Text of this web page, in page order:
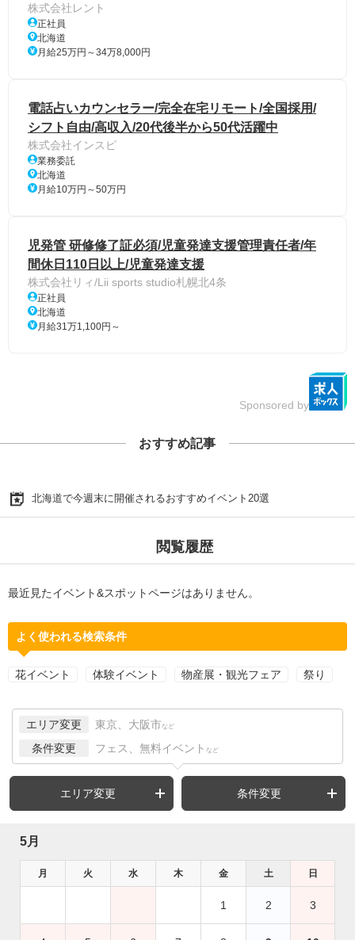
株式会社レント
正社員
北海道
月給25万円～34万8,000円
電話占いカウンセラー/完全在宅リモート/全国採用/
シフト自由/高収入/20代後半から50代活躍中
株式会社インスピ
業務委託
北海道
月給10万円～50万円
児発管 研修修了証必須/児童発達支援管理責任者/年
間休日110日以上/児童発達支援
株式会社リィ/Lii sports studio札幌北4条
正社員
北海道
月給31万1,100円～
Sponsored by
おすすめ記事
北海道で今週末に開催されるおすすめイベント20選
閲覧履歴
最近見たイベント&スポットページはありません。
よく使われる検索条件
花イベント 体験イベント 物産展・観光フェア 祭り
エリア変更 東京、大阪市 など
条件変更 フェス、無料イベント など
エリア変更 条件変更
5月
月 火 水 木 金 土 日
1 2 3